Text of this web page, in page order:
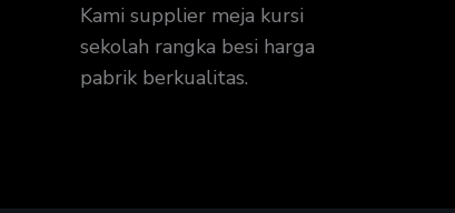
Kami supplier meja kursi
sekolah rangka besi harga
pabrik berkualitas.